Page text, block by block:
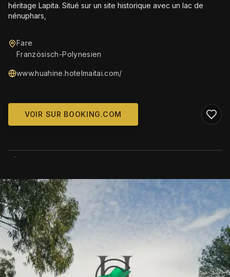
héritage Lapita. Situé sur un site historique avec un lac de
nénuphars,
Fare
Französisch-Polynesien
www.huahine.hotelmaitai.com/
VOIR SUR BOOKING.COM